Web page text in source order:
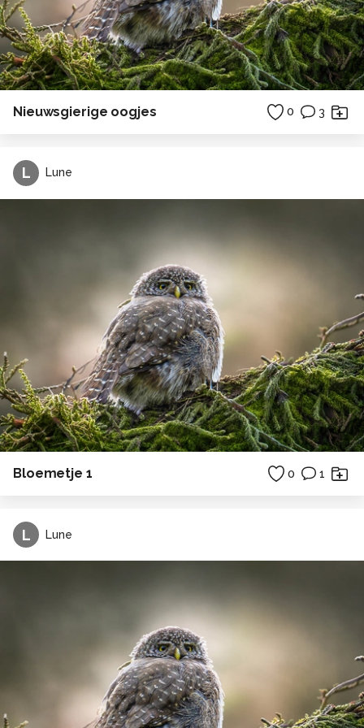
Nieuwsgierige oogjes 0 3
L Lune
Bloemetje 1 0 1
L Lune